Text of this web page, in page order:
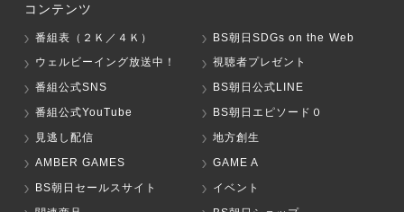
コンテンツ
番組表（２Ｋ／４Ｋ）
BS朝日SDGs on the Web
ウェルビーイング放送中！
視聴者プレゼント
番組公式SNS
BS朝日公式LINE
番組公式YouTube
BS朝日エピソード０
見逃し配信
地方創生
AMBER GAMES
GAME A
BS朝日セールスサイト
イベント